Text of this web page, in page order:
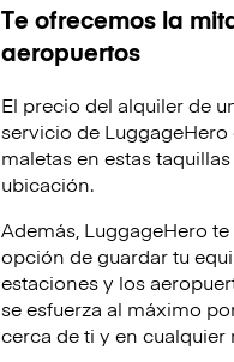
Te ofrecemos la
aeropuertos
El precio del alquiler de
servicio de
maletas en estas
ubicación.
Además, LuggageHero
opción de guardar tu
estaciones y los
se esfuerza al máximo
cerca de ti y en cualquier